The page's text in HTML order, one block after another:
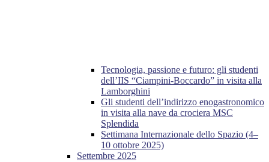
Tecnologia, passione e futuro: gli studenti
dell’IIS “Ciampini-Boccardo” in visita alla
Lamborghini
Gli studenti dell’indirizzo enogastronomico
in visita alla nave da crociera MSC
Splendida
Settimana Internazionale dello Spazio (4–
10 ottobre 2025)
Settembre 2025